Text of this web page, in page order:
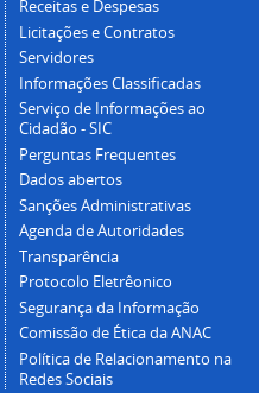
Receitas e Despesas
Licitações e Contratos
Servidores
Informações Classificadas
Serviço de Informações ao
Cidadão - SIC
Perguntas Frequentes
Dados abertos
Sanções Administrativas
Agenda de Autoridades
Transparência
Protocolo Eletrêonico
Segurança da Informação
Comissão de Ética da ANAC
Política de Relacionamento na
Redes Sociais